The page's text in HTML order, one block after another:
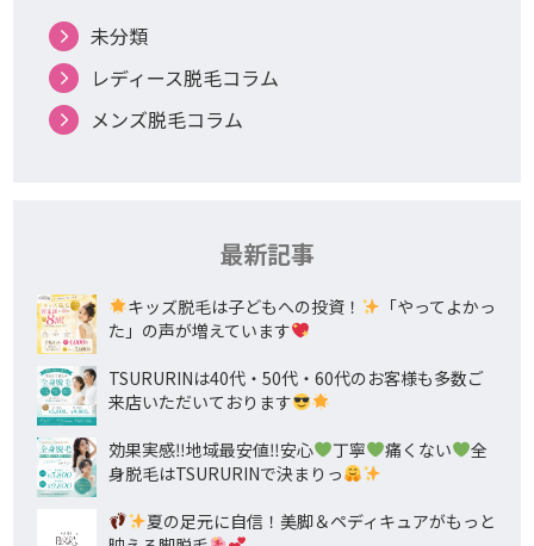
未分類
レディース脱毛コラム
メンズ脱毛コラム
最新記事
キッズ脱毛は子どもへの投資！
「やってよかっ
た」の声が増えています
TSURURINは40代・50代・60代のお客様も多数ご
来店いただいております
効果実感‼地域最安値‼安心
丁寧 痛くない
全
身脱毛はTSURURINで決まりっ
夏の足元に自信！美脚＆ペディキュアがもっと